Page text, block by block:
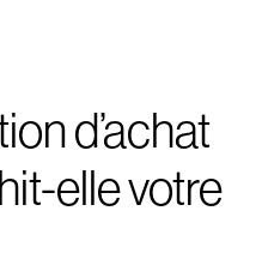
d’achat
elle votre